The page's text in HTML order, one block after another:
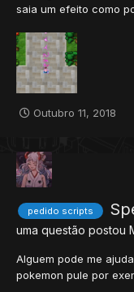
saia um efeito como
Outubro 11, 2018
pedido scripts
uma questão postou
Alguem pode me
pokemon pule por